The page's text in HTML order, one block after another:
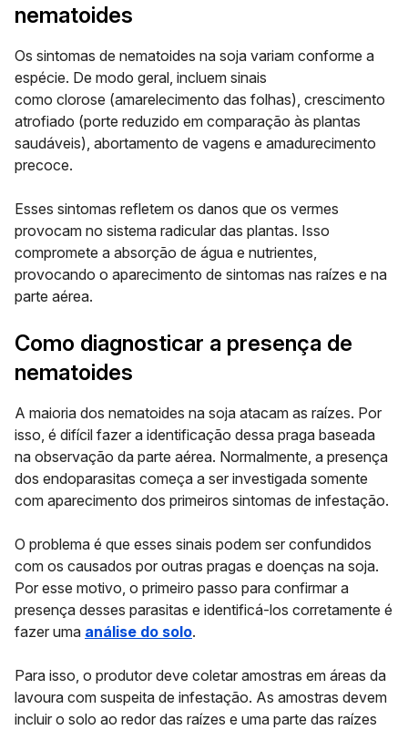
nematoides
Os sintomas de nematoides na soja variam conforme a
espécie. De modo geral, incluem sinais
como clorose (amarelecimento das folhas), crescimento
atrofiado (porte reduzido em comparação às plantas
saudáveis), abortamento de vagens e amadurecimento
precoce.
Esses sintomas refletem os danos que os vermes
provocam no sistema radicular das plantas. Isso
compromete a absorção de água e nutrientes,
provocando o aparecimento de sintomas nas raízes e na
parte aérea.
Como diagnosticar a presença de
nematoides
A maioria dos nematoides na soja atacam as raízes. Por
isso, é difícil fazer a identificação dessa praga baseada
na observação da parte aérea. Normalmente, a presença
dos endoparasitas começa a ser investigada somente
com aparecimento dos primeiros sintomas de infestação.
O problema é que esses sinais podem ser confundidos
com os causados por outras pragas e doenças na soja.
Por esse motivo, o primeiro passo para confirmar a
presença desses parasitas e identificá-los corretamente é
fazer uma análise do solo.
Para isso, o produtor deve coletar amostras em áreas da
lavoura com suspeita de infestação. As amostras devem
incluir o solo ao redor das raízes e uma parte das raízes